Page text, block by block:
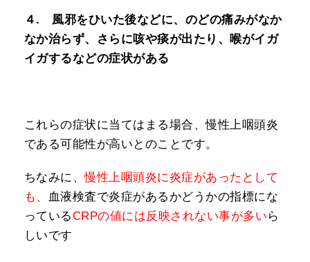
４. 風邪をひいた後などに、のどの痛みがなか
なか治らず、さらに咳や痰が出たり、喉がイガ
イガするなどの症状がある
これらの症状に当てはまる場合、慢性上咽頭炎
である可能性が高いとのことです。
ちなみに、慢性上咽頭炎に炎症があったとして
も、
血液検査で炎症があるかどうかの指標にな
っているCRPの値には反映されない事が多い ら
しいです